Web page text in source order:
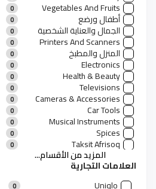
Vegetables And Fruits
0
أطفال ورضع 0
الجمال والعناية الشخصية 0
Printers And Scanners
0
المنزل والمطبخ 0
Electronics
0
Health & Beauty
0
Televisions
0
Cameras & Accessories
0
Car Tools
0
Musical Instruments
0
Spices
0
Taksit Afrisoq
0
منتجات رجالية
منتجات نسائية
0
المزيد من الأقسام...
العلامات التجارية
Uniqlo
0